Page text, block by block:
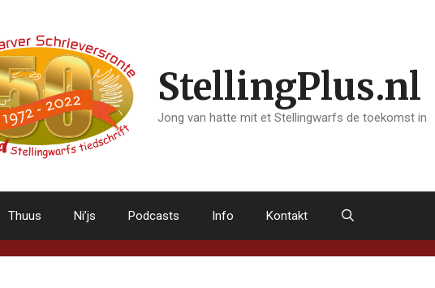
StellingPlus.nl
Jong van hatte mit et Stellingwarfs de toekomst in
Thuus Ni’js Podcasts Info Kontakt